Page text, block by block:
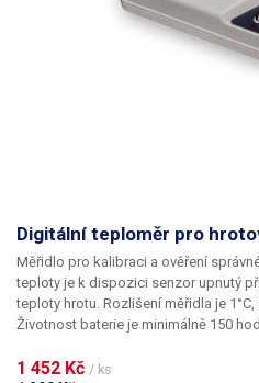
Digitální teploměr pro
Měřidlo pro kalibraci a ověření
teploty je k dispozici senzor upnutý
teploty hrotu. Rozlišení měřidla je
Životnost baterie je minimálně 150
jednoduše jej vyměňte. Další čidla je
1 452 Kč / ks